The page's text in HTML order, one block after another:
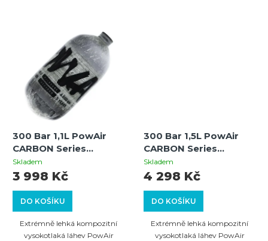
300 Bar 1,1L PowAir
CARBON Series
Paintballová HP láhev
(samostatná)
Skladem
DO KOŠÍKU
3 998 Kč
Extrémně lehká kompozitní
vysokotlaká láhev PowAir
300 Bar 1,5L PowAir
CARBON Series
Paintballová HP láhev
(samostatná)
Skladem
DO KOŠÍKU
4 298 Kč
Extrémně lehká kompozitní
vysokotlaká láhev PowAir